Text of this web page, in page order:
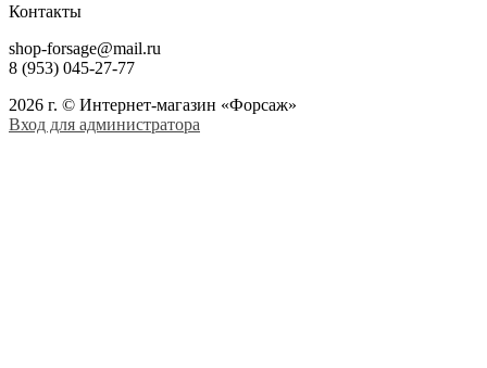
Контакты
shop-forsage@mail.ru
8 (953) 045-27-77
2026 г. © Интернет-магазин «Форсаж»
Вход для администратора